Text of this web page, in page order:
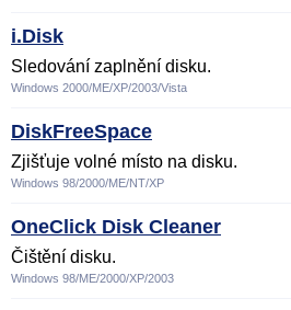
i.Disk
Sledování zaplnění disku.
Windows 2000/ME/XP/2003/Vista
DiskFreeSpace
Zjišťuje volné místo na disku.
Windows 98/2000/ME/NT/XP
OneClick Disk Cleaner
Čištění disku.
Windows 98/ME/2000/XP/2003